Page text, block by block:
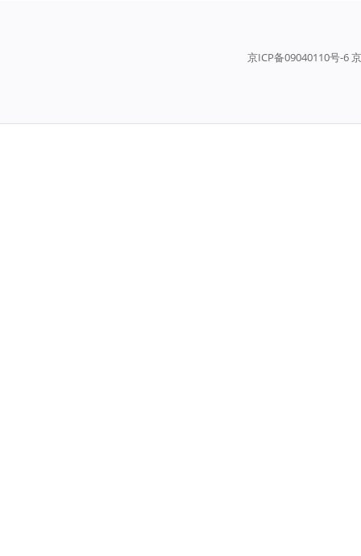
京ICP备09040110号-6